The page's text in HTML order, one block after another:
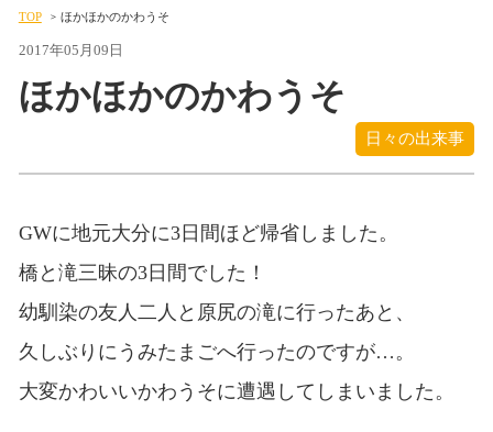
TOP ほかほかのかわうそ
2017年05月09日
ほかほかのかわうそ
日々の出来事
GWに地元大分に3日間ほど帰省しました。
橋と滝三昧の3日間でした！
幼馴染の友人二人と原尻の滝に行ったあと、
久しぶりにうみたまごへ行ったのですが…。
大変かわいいかわうそに遭遇してしまいました。